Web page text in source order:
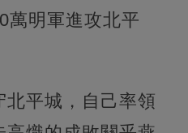
萬明軍進攻北平
平城，自己率領